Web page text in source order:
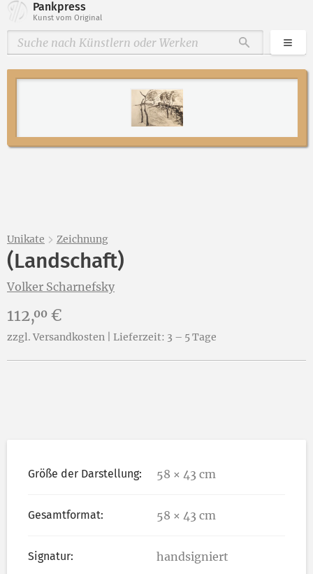
Pankpress
Kunst vom Original
Unikate Zeichnung
(Landschaft)
Volker Scharnefsky
Preis:
112,00 €
zzgl. Versandkosten | Lieferzeit: 3 – 5 Tage
Größe der Darstellung: 58 × 43 cm
Gesamtformat: 58 × 43 cm
Signatur: handsigniert